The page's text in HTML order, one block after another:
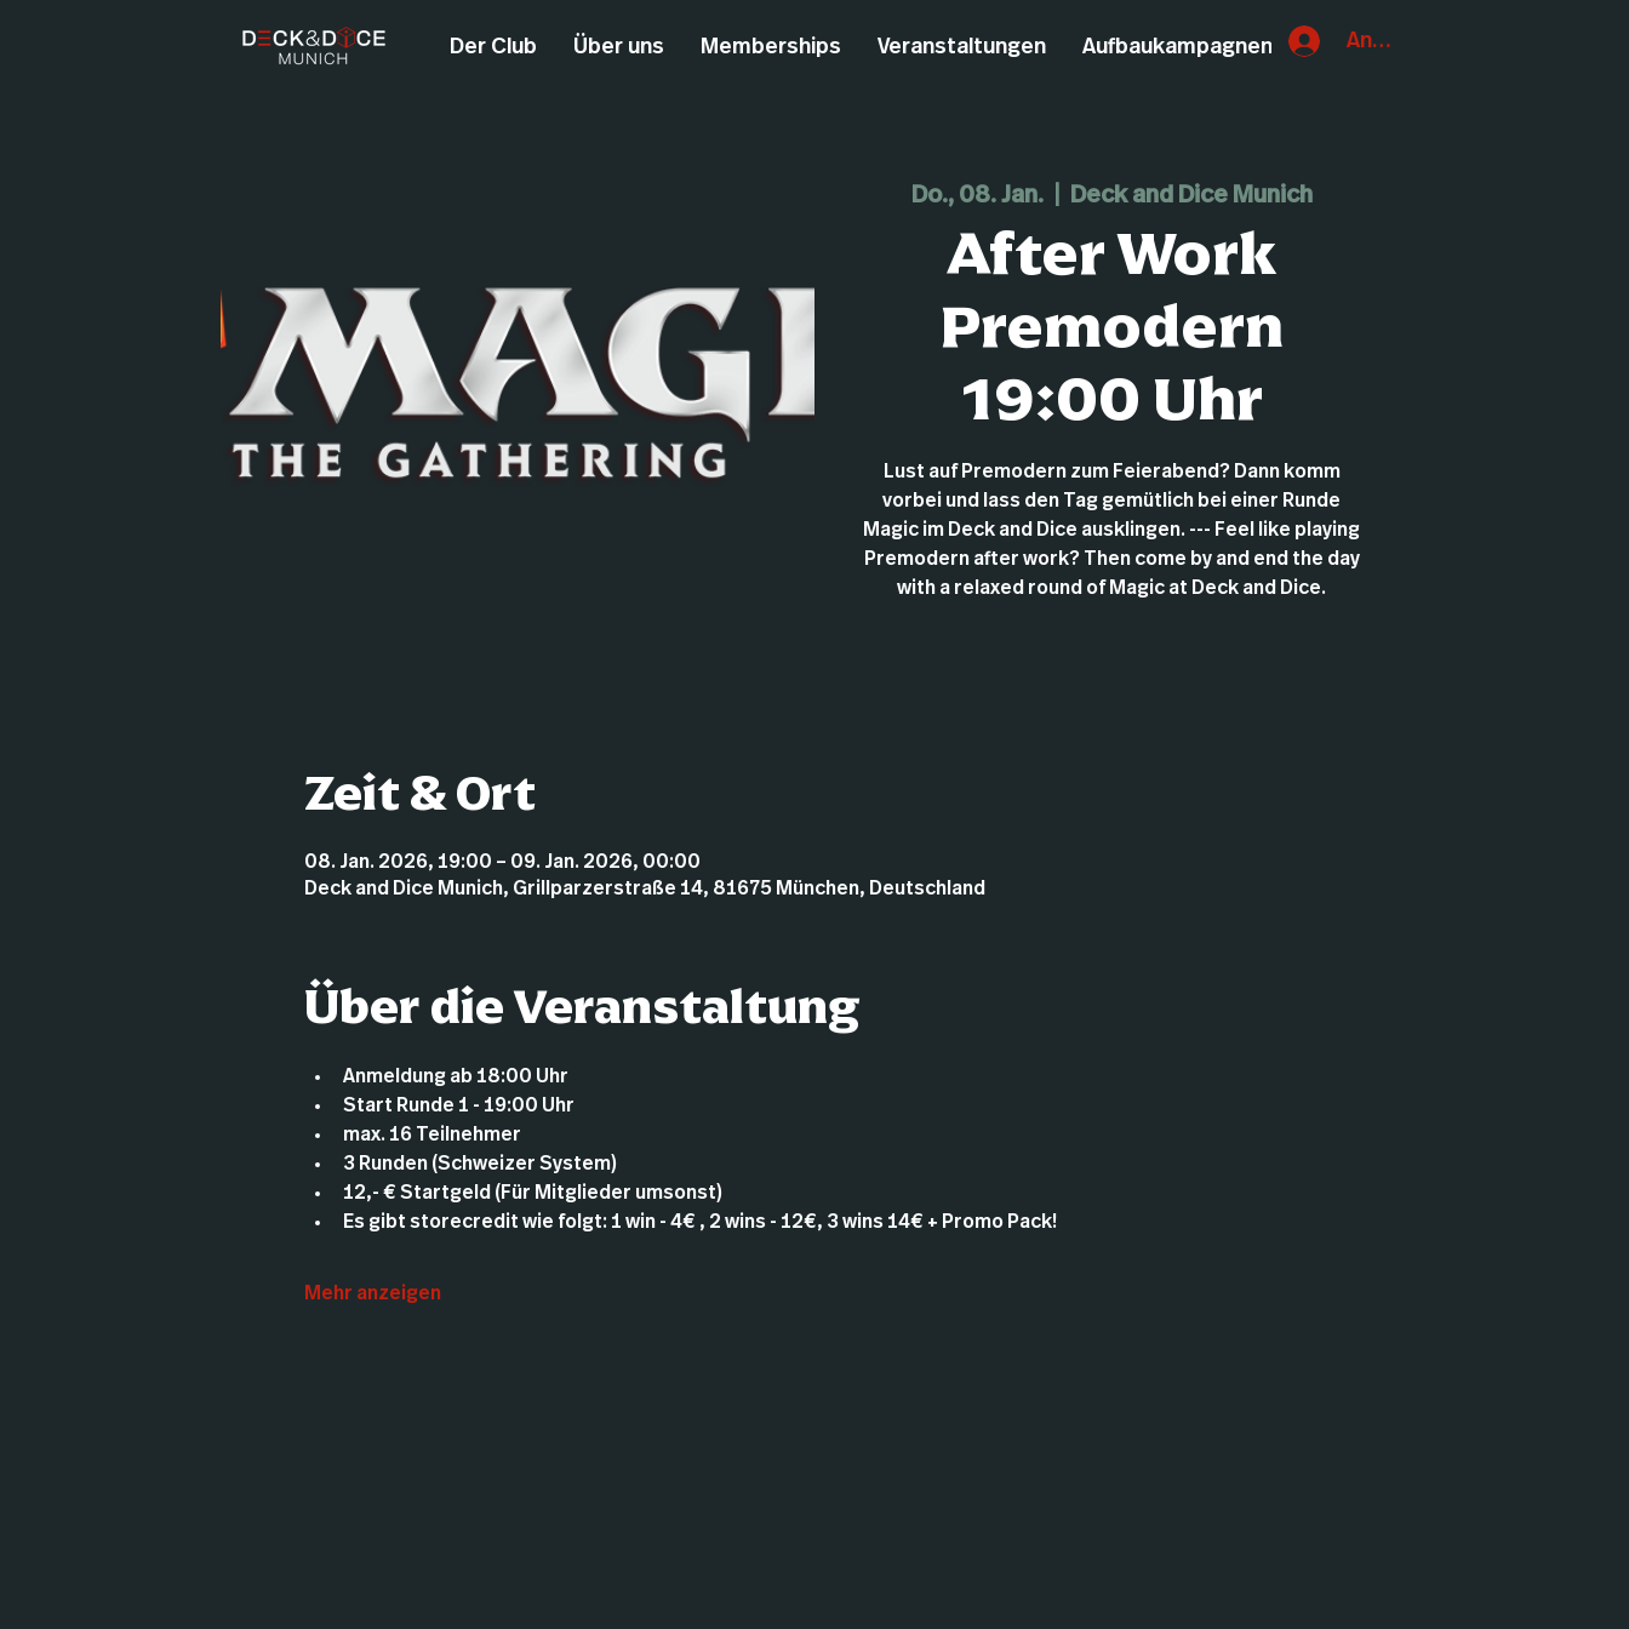
Der Club Über uns Memberships Veranstaltungen Aufbaukampagnen Anmelden
Do., 08. Jan.
  |
Deck and Dice Munich
After Work
Premodern
19:00 Uhr
Lust auf Premodern zum Feierabend? Dann komm
vorbei und lass den Tag gemütlich bei einer Runde
Magic im Deck and Dice ausklingen. --- Feel like playing
Premodern after work? Then come by and end the day
with a relaxed round of Magic at Deck and Dice.
Zeit & Ort
08. Jan. 2026, 19:00 – 09. Jan. 2026, 00:00
Deck and Dice Munich, Grillparzerstraße 14, 81675 München, Deutschland
Über die Veranstaltung
Anmeldung ab 18:00 Uhr
Start Runde 1 - 19:00 Uhr
max. 16 Teilnehmer
3 Runden (Schweizer System)
12,- € Startgeld (Für Mitglieder umsonst)
Es gibt storecredit wie folgt: 1 win - 4€ , 2 wins - 12€, 3 wins 14€ + Promo Pack!
Mehr anzeigen